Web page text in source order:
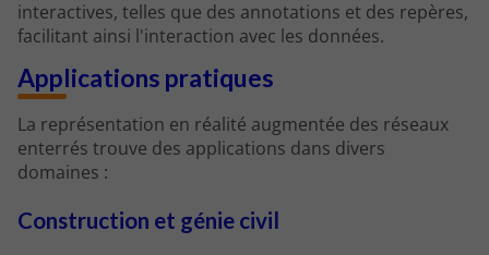
interactives, telles que des annotations et des repères,
facilitant ainsi l'interaction avec les données.
Applications pratiques
La représentation en réalité augmentée des réseaux
enterrés trouve des applications dans divers
domaines :
Construction et génie civil